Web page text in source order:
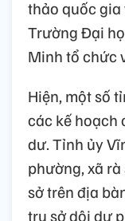
thảo quốc gia
Trường Đại
Minh tổ chức
Hiện, một số
các kế hoạch
dư. Tỉnh ủy
phường, xã
sở trên địa
trụ sở dôi dư